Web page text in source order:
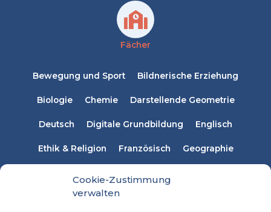
Cookie-Zustimmung
verwalten
Fächer
Bewegung und Sport Bildnerische Erziehung
Biologie Chemie Darstellende Geometrie
Deutsch Digitale Grundbildung Englisch
Ethik & Religion Französisch Geographie
Musikerziehung Naturwissenschaften